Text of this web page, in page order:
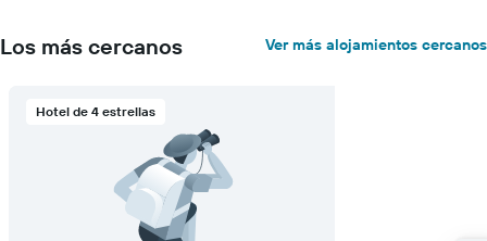
eje
indica
Los más cercanos Ver más alojamientos cercanos
Hotel de 4 estrellas